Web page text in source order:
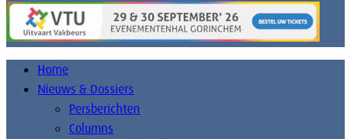
Home
Nieuws & Dossiers
Persberichten
Columns